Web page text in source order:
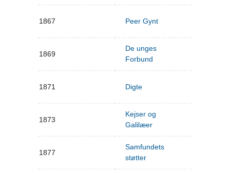
1867 Peer Gynt
1869
De unges
Forbund
1871 Digte
1873
Kejser og
Galilæer
1877
Samfundets
støtter